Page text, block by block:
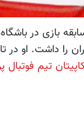
بازی در
تیم